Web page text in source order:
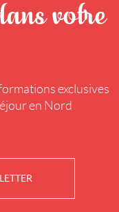
votre
exclusives
en Nord